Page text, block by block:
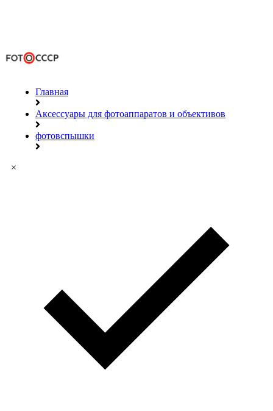
Главная
Аксессуары для фотоаппаратов и объективов
фотовспышки
×